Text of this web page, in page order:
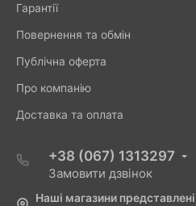
Гарантії
Повернення та обмін
Публічна оферта
Про компанію
Доставка та оплата
+38 (067) 1313297
Замовити дзвінок
Наші магазини представлені